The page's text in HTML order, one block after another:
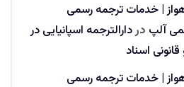
| خدمات ترجمه رسمی
آلپ دردارالترجمه اسپانیایی در
اسناد
| خدمات ترجمه رسمی